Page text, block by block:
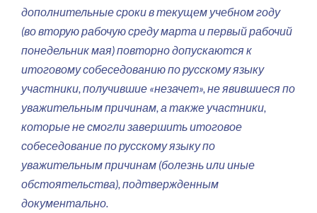
дополнительные сроки в текущем учебном году
(во вторую рабочую среду марта и первый рабочий
понедельник мая) повторно допускаются к
итоговому собеседованию по русскому языку
участники, получившие «незачет», не явившиеся по
уважительным причинам, а также участники,
которые не смогли завершить итоговое
собеседование по русскому языку по
уважительным причинам (болезнь или иные
обстоятельства), подтвержденным
документально.